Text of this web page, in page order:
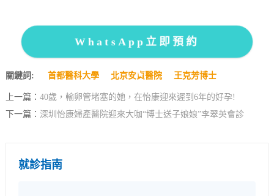
WhatsApp立即預約
關鍵詞: 首都醫科大學 北京安貞醫院 王克芳博士
上一篇： 40歲，輸卵管堵塞的她，在怡康迎來遲到6年的好孕!
下一篇： 深圳怡康婦產醫院迎來大咖“博士送子娘娘”李翠英會診
就診指南